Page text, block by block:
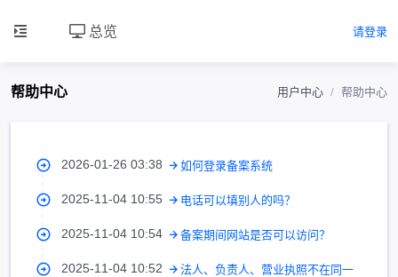
总览 请登录
帮助中心 用户中心 帮助中心
2026-01-26 03:38 如何登录备案系统
2025-11-04 10:55 电话可以填别人的吗？
2025-11-04 10:54 备案期间网站是否可以访问？
2025-11-04 10:52
法人、负责人、营业执照不在同一